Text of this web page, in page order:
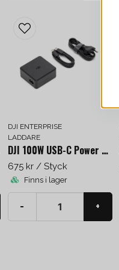
DJI ENTERPRISE
LADDARE
DJI 100W USB-C Power Adapter
675 kr / Styck
Finns i lager
- +